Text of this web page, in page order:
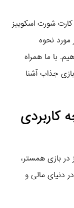
شورت اسکوییز
مورد نحوه
با ما همراه
جذاب آشنا
در بازی همستر،
دنیای مالی و